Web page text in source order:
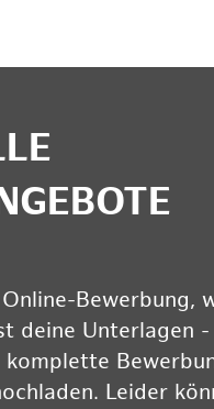
Bewerbung,
deine Unterlagen -
Leider